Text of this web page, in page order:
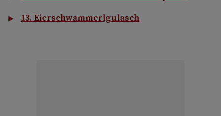
13. Eierschwammerlgulasch